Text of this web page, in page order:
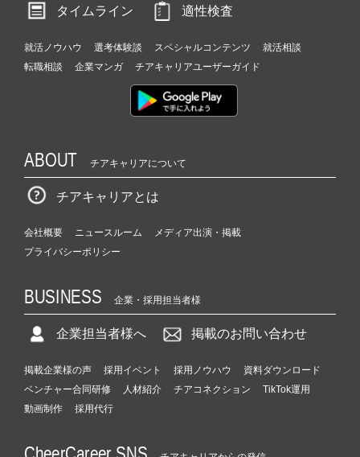
タイムライン
適性検査
就活ノウハウ 選考体験談 スペシャルコンテンツ
就活相談
転職相談
企業マンガ チアキャリアユーザーガイド
ABOUT チアキャリアについて
チアキャリアとは
会社概要 ニュースルーム
メディア出演・掲載
プライバシーポリシー
BUSINESS 企業・採用担当者様
企業担当者様へ 掲載のお問い合わせ
掲載企業様の声 採用イベント 採用ノウハウ
資料ダウンロード
ベンチャー合同研修
人材紹介 チアコネクション
TikTok運用
動画制作
採用代行